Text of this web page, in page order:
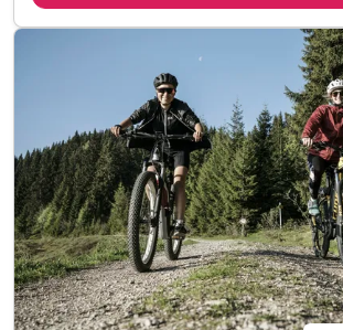
1 x inkl. Softs, Bier, Hauswein (1,5h zum
inkl. HATIX Ticket - freie Nutzung ÖPNV
inkl. Fahrt mit der historischen
inkl. Entspannung in unserer Relax-und
inkl. Romantischer Kinoabend im Hotel
inkl. Parkplatz am Hotel